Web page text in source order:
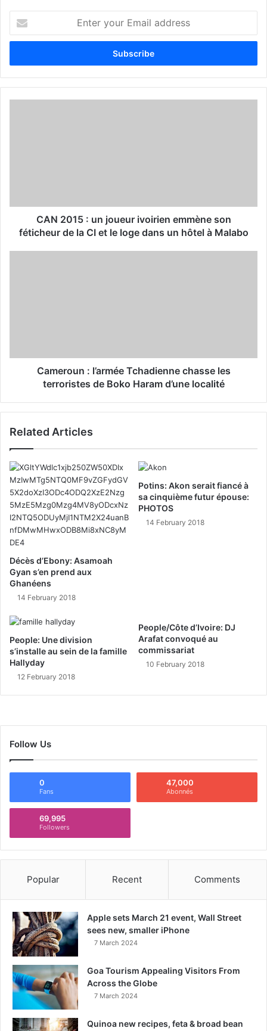
t
r
y
CAN 2015 : un joueur ivoirien emmène son
féticheur de la CI et le loge dans un hôtel à Malabo
Cameroun : l’armée Tchadienne chasse les
terroristes de Boko Haram d’une localité
Related Articles
Décès d’Ebony: Asamoah
Gyan s’en prend aux
Ghanéens
14 February 2018
Potins: Akon serait fiancé à
sa cinquième futur épouse:
PHOTOS
14 February 2018
People: Une division
s’installe au sein de la famille
Hallyday
12 February 2018
People/Côte d’Ivoire: DJ
Arafat convoqué au
commissariat
10 February 2018
Follow Us
0
Fans
47,000
Abonnés
69,995
Followers
Popular Recent Comments
Apple sets March 21 event, Wall Street
sees new, smaller iPhone
7 March 2024
Goa Tourism Appealing Visitors From
Across the Globe
7 March 2024
Quinoa new recipes, feta & broad bean